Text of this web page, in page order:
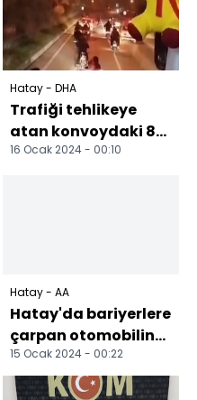
Hatay - DHA
Trafiği tehlikeye
atan konvoydaki 8
motosiklete 101 bin
16 Ocak 2024 - 00:10
Hatay - AA
Hatay'da bariyerlere
çarpan otomobilin
sürücüsü öldü
15 Ocak 2024 - 00:22